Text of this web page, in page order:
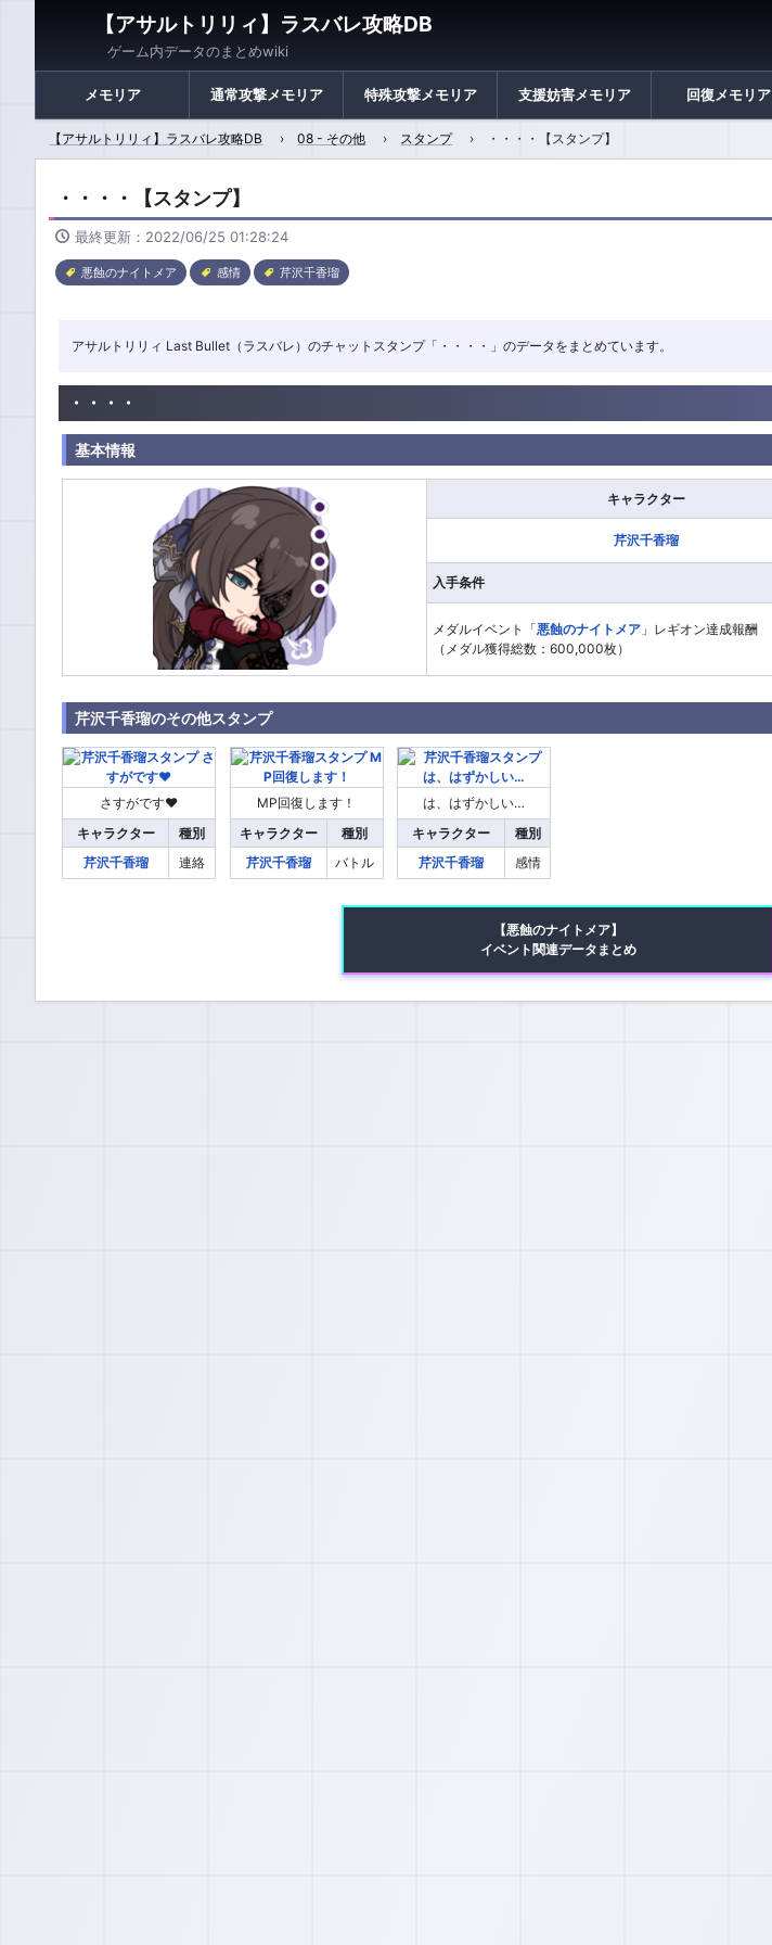
【アサルトリリィ】ラスバレ攻略DB
ゲーム内データのまとめwiki
メモリア 通常攻撃メモリア 特殊攻撃メモリア 支援妨害メモリア 回復メモリア
【アサルトリリィ】ラスバレ攻略DB 08 - その他 スタンプ ・・・・【スタンプ】
・・・・【スタンプ】
最終更新：2022/06/25 01:28:24
悪蝕のナイトメア 感情 芹沢千香瑠
アサルトリリィ Last Bullet（ラスバレ）のチャットスタンプ「・・・・」のデータをまとめています。
・・・・
基本情報
キャラクター
芹沢千香瑠
入手条件
メダルイベント「悪蝕のナイトメア 」レギオン達成報酬
（メダル獲得総数：600,000枚）
芹沢千香瑠のその他スタンプ
さすがです♥
キャラクター
種別
芹沢千香瑠
連絡
MP回復します！
キャラクター
種別
芹沢千香瑠
バトル
は、はずかしい…
キャラクター
種別
芹沢千香瑠
感情
【悪蝕のナイトメア】
イベント関連データまとめ